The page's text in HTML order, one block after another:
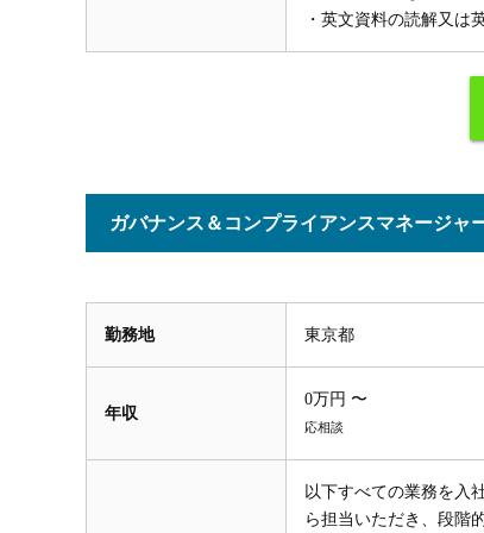
・英文資料の読解又は
ガバナンス＆コンプライアンスマネージャ
勤務地 東京都
年収
0万円 〜
応相談
以下すべての業務を入
ら担当いただき、段階